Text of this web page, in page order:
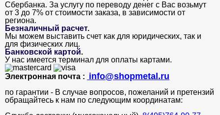
Сбербанка. За услугу по переводу денег с Вас возьмут
от 3 до 7% от стоимости заказа, в зависимости от
региона.
Безналичный расчет.
Мы можем выставить счет как для юридических, так и
для физических лиц.
Банковской картой.
У нас имеется терминал для оплаты картами.
Электронная почта : info@shopmetal.ru
по гарантии - В случае вопросов, пожеланий и претензий
обращайтесь к нам по следующим координатам: